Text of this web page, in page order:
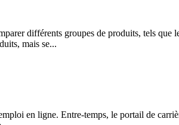
différents groupes de produits, tels que
mais se...
en ligne. Entre-temps, le portail de